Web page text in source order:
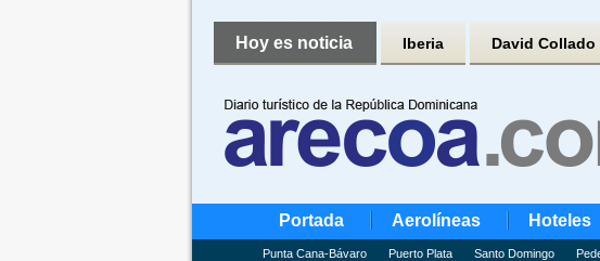
Hoy es noticia Iberia David Collado
Portada Aerolíneas Hoteles
Punta Cana-Bávaro Puerto Plata Santo Domingo